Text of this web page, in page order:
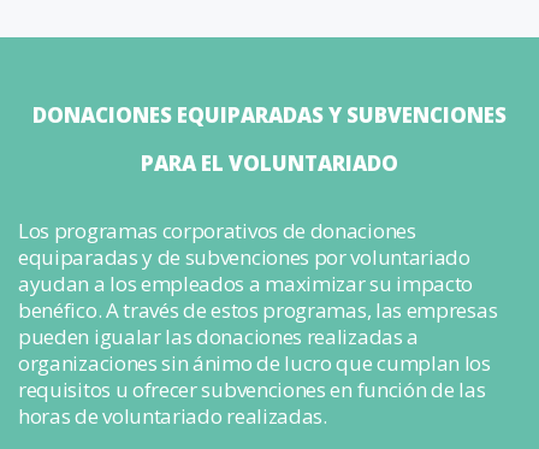
DONACIONES EQUIPARADAS Y SUBVENCIONES
PARA EL VOLUNTARIADO
Los programas corporativos de donaciones
equiparadas y de subvenciones por voluntariado
ayudan a los empleados a maximizar su impacto
benéfico. A través de estos programas, las empresas
pueden igualar las donaciones realizadas a
organizaciones sin ánimo de lucro que cumplan los
requisitos u ofrecer subvenciones en función de las
horas de voluntariado realizadas.